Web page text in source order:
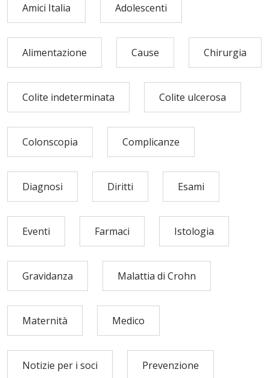
Amici Italia Adolescenti
Alimentazione Cause Chirurgia
Colite indeterminata Colite ulcerosa
Colonscopia Complicanze
Diagnosi Diritti Esami
Eventi Farmaci Istologia
Gravidanza Malattia di Crohn
Maternità Medico
Notizie per i soci Prevenzione